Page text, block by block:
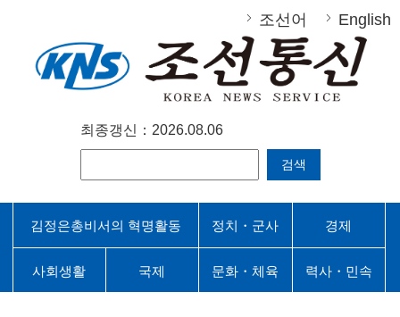
조선어 English
최종갱신：2026.08.06
검색
김정은총비서의 혁명활동 정치・군사 경제
사회생활 국제 문화・체육 력사・민속